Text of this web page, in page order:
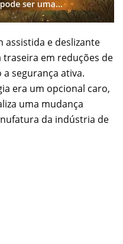
assistida e deslizante
em reduções de
segurança ativa.
era um opcional caro,
uma mudança
da indústria de